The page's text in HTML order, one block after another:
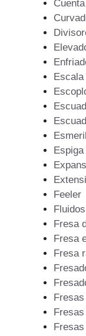
Escala
Feeler
Fresa
Fresa
Fresa